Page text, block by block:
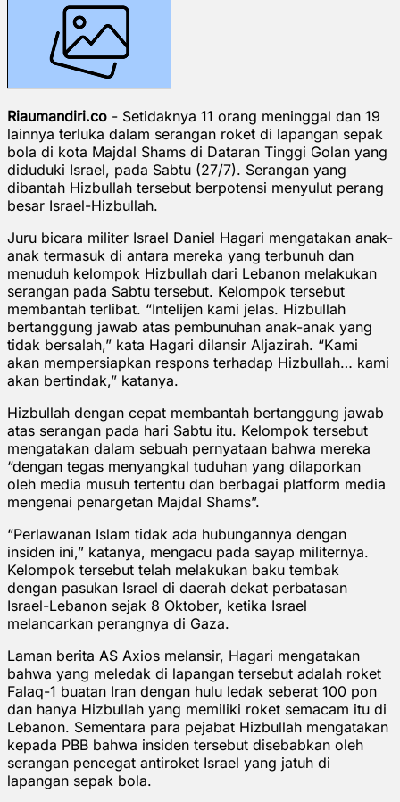
Riaumandiri.co - Setidaknya 11 orang meninggal dan 19
lainnya terluka dalam serangan roket di lapangan sepak
bola di kota Majdal Shams di Dataran Tinggi Golan yang
diduduki Israel, pada Sabtu (27/7). Serangan yang
dibantah Hizbullah tersebut berpotensi menyulut perang
besar Israel-Hizbullah.
Juru bicara militer Israel Daniel Hagari mengatakan anak-
anak termasuk di antara mereka yang terbunuh dan
menuduh kelompok Hizbullah dari Lebanon melakukan
serangan pada Sabtu tersebut. Kelompok tersebut
membantah terlibat. “Intelijen kami jelas. Hizbullah
bertanggung jawab atas pembunuhan anak-anak yang
tidak bersalah,” kata Hagari dilansir Aljazirah. “Kami
akan mempersiapkan respons terhadap Hizbullah… kami
akan bertindak,” katanya.
Hizbullah dengan cepat membantah bertanggung jawab
atas serangan pada hari Sabtu itu. Kelompok tersebut
mengatakan dalam sebuah pernyataan bahwa mereka
“dengan tegas menyangkal tuduhan yang dilaporkan
oleh media musuh tertentu dan berbagai platform media
mengenai penargetan Majdal Shams”.
“Perlawanan Islam tidak ada hubungannya dengan
insiden ini,” katanya, mengacu pada sayap militernya.
Kelompok tersebut telah melakukan baku tembak
dengan pasukan Israel di daerah dekat perbatasan
Israel-Lebanon sejak 8 Oktober, ketika Israel
melancarkan perangnya di Gaza.
Laman berita AS Axios melansir, Hagari mengatakan
bahwa yang meledak di lapangan tersebut adalah roket
Falaq-1 buatan Iran dengan hulu ledak seberat 100 pon
dan hanya Hizbullah yang memiliki roket semacam itu di
Lebanon. Sementara para pejabat Hizbullah mengatakan
kepada PBB bahwa insiden tersebut disebabkan oleh
serangan pencegat antiroket Israel yang jatuh di
lapangan sepak bola.